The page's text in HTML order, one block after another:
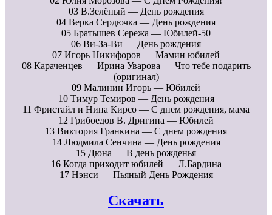
03 В.Зелёный — День рождения
04 Верка Сердючка — День рождения
05 Братышев Сережа — Юбилей-50
06 Ви-За-Ви — День рождения
07 Игорь Никифоров — Мамин юбилей
08 Караченцев — Ирина Уварова — Что тебе подарить
(оригинал)
09 Малинин Игорь — Юбилей
10 Тимур Темиров — День рождения
11 Фристайл и Нина Кирсо — С днем рождения, мама
12 Грибоедов В. Дригина — Юбилей
13 Виктория Гранкина — С днем рождения
14 Людмила Сенчина — День рождения
15 Дюна — В день рожденья
16 Когда приходит юбилей — Л.Бардина
17 Нэнси — Пьяный День Рождения
Скачать